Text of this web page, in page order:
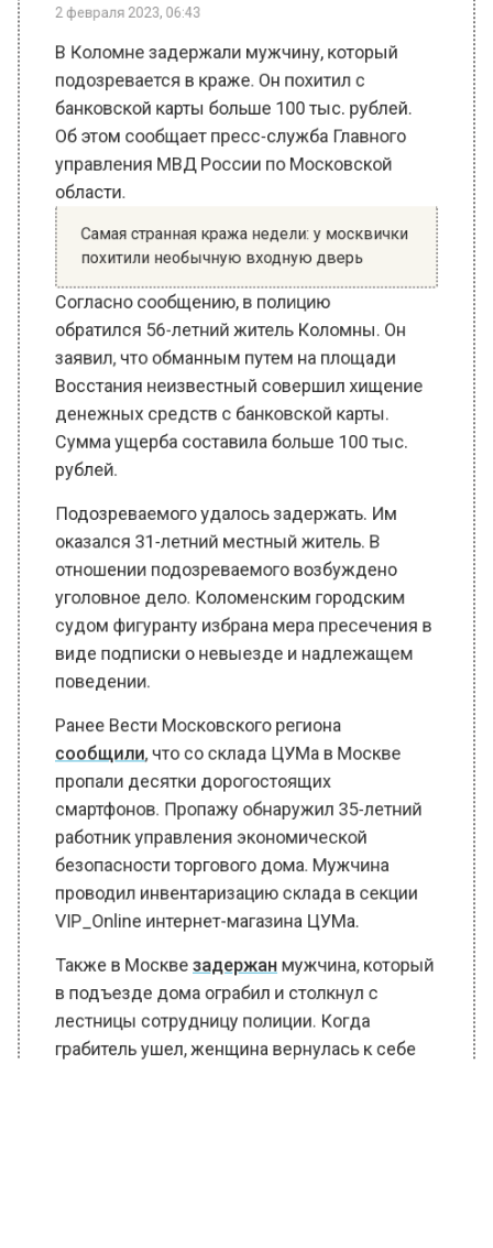
банковской карты больше 100 тыс. рублей.
Об этом сообщает пресс-служба Главного
управления МВД России по Московской
области.
Самая странная кража недели: у москвички
похитили необычную входную дверь
Согласно сообщению, в полицию
обратился 56-летний житель Коломны. Он
заявил, что обманным путем на площади
Восстания неизвестный совершил хищение
денежных средств с банковской карты.
Сумма ущерба составила больше 100 тыс.
рублей.
Подозреваемого удалось задержать. Им
оказался 31-летний местный житель. В
отношении подозреваемого возбуждено
уголовное дело. Коломенским городским
судом фигуранту избрана мера пресечения в
виде подписки о невыезде и надлежащем
поведении.
сообщили, что со склада ЦУМа в Москве
пропали десятки дорогостоящих
смартфонов. Пропажу обнаружил 35-летний
работник управления экономической
безопасности торгового дома. Мужчина
проводил инвентаризацию склада в секции
VIP_Online интернет-магазина ЦУМа.
Также в Москвезадержанмужчина, который
в подъезде дома ограбил и столкнул с
лестницы сотрудницу полиции. Когда
грабитель ушел, женщина вернулась к себе